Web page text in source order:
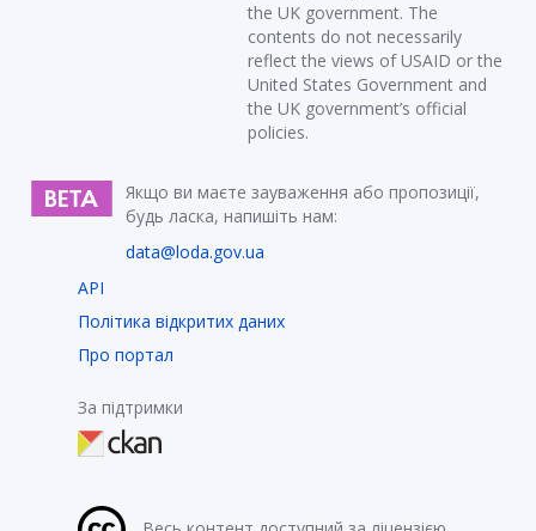
the UK government. The
contents do not necessarily
reflect the views of USAID or the
United States Government and
the UK government’s official
policies.
Якщо ви маєте зауваження або пропозиції,
будь ласка, напишіть нам:
data@loda.gov.ua
API
Політика відкритих даних
Про портал
За підтримки